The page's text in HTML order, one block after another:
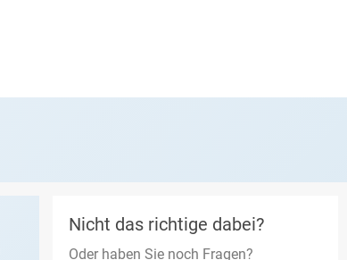
Nicht das richtige dabei?
Oder haben Sie noch Fragen?